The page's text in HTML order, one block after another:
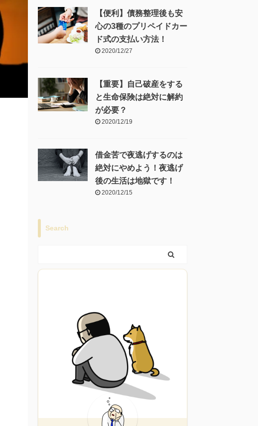
【便利】債務整理後も安
心の3種のプリペイドカー
ド式の支払い方法！
2020/12/27
【重要】自己破産をする
と生命保険は絶対に解約
が必要？
2020/12/19
借金苦で夜逃げするのは
絶対にやめよう！夜逃げ
後の生活は地獄です！
2020/12/15
Search